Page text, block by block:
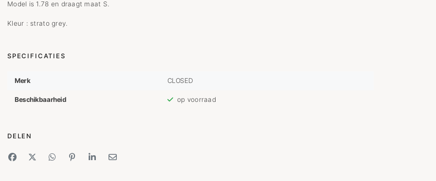
Model is 1.78 en draagt maat S.
Kleur : strato grey.
SPECIFICATIES
Merk CLOSED
Beschikbaarheid op voorraad
DELEN